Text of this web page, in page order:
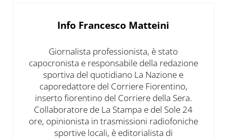
Info Francesco Matteini
Giornalista professionista, è stato
capocronista e responsabile della redazione
sportiva del quotidiano La Nazione e
caporedattore del Corriere Fiorentino,
inserto fiorentino del Corriere della Sera.
Collaboratore de La Stampa e del Sole 24
ore, opinionista in trasmissioni radiofoniche
sportive locali, è editorialista di